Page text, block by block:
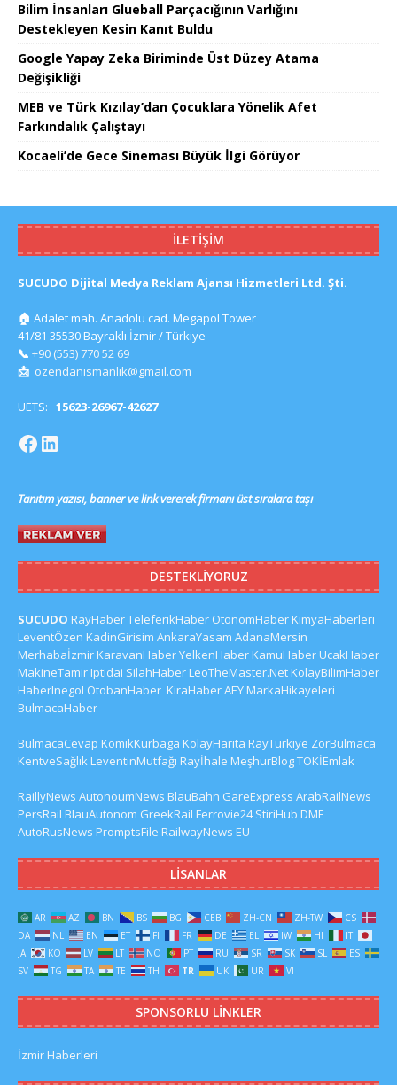
Bilim İnsanları Glueball Parçacığının Varlığını
Destekleyen Kesin Kanıt Buldu
Google Yapay Zeka Biriminde Üst Düzey Atama
Değişikliği
MEB ve Türk Kızılay’dan Çocuklara Yönelik Afet
Farkındalık Çalıştayı
Kocaeli’de Gece Sineması Büyük İlgi Görüyor
İLETIŞIM
SUCUDO Dijital Medya Reklam Ajansı Hizmetleri Ltd. Şti.
🏠 Adalet mah. Anadolu cad. Megapol Tower
41/81 35530 Bayraklı İzmir / Türkiye
📞 +90 (553) 770 52 69
📩 ozendanismanlik@gmail.com
UETS: 15623-26967-42627
Tanıtım yazısı, banner ve link vererek firmanı üst sıralara taşı
DESTEKLIYORUZ
SUCUDO RayHaberTeleferikHaber OtonomHaberKimyaHaberleri
LeventÖzen KadinGirisim AnkaraYasam AdanaMersin
MerhabaİzmirKaravanHaberYelkenHaberKamuHaberUcakHaber
MakineTamirIptidai SilahHaberLeoTheMaster.NetKolayBilimHaber
HaberInegol OtobanHaber KiraHaberAEYMarkaHikayeleri
BulmacaHaber
BulmacaCevap KomikKurbaga KolayHarita RayTurkiye ZorBulmaca
KentveSağlıkLeventinMutfağı Rayİhale MeşhurBlogTOKİEmlak
RaillyNews AutonoumNews BlauBahn GareExpress ArabRailNews
PersRail BlauAutonom GreekRail Ferrovie24 StiriHub DME
AutoRusNews PromptsFile RailwayNews EU
LISANLAR
AR AZ BN BS BG CEB ZH-CN ZH-TW
CS
DA
NL EN ET FI FR DE EL IW HI
IT
JA
KO LV LT NO PT RU SR SK SL
ES
SV
TG TA TE TH TR UK UR VI
SPONSORLU LINKLER
İzmir Haberleri